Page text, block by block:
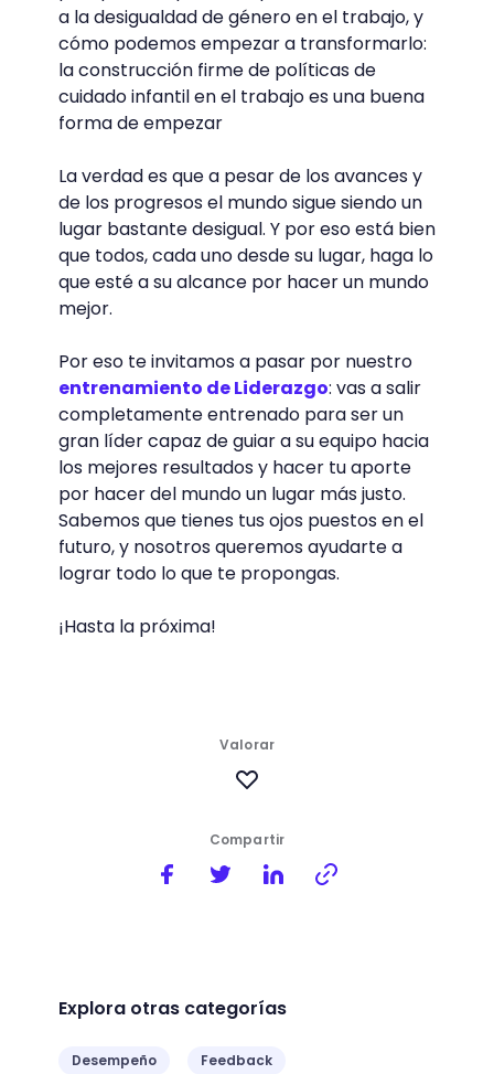
a la desigualdad de género en el trabajo, y
cómo podemos empezar a transformarlo:
la construcción firme de políticas de
cuidado infantil en el trabajo es una buena
forma de empezar
La verdad es que a pesar de los avances y
de los progresos el mundo sigue siendo un
lugar bastante desigual. Y por eso está bien
que todos, cada uno desde su lugar, haga lo
que esté a su alcance por hacer un mundo
mejor.
Por eso te invitamos a pasar por nuestro
entrenamiento de Liderazgo: vas a salir
completamente entrenado para ser un
gran líder capaz de guiar a su equipo hacia
los mejores resultados y hacer tu aporte
por hacer del mundo un lugar más justo.
Sabemos que tienes tus ojos puestos en el
futuro, y nosotros queremos ayudarte a
lograr todo lo que te propongas.
¡Hasta la próxima!
Compartir
Valorar
Explora otras categorías
Desempeño Feedback